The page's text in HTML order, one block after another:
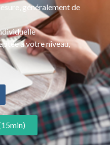
généralement de
à votre niveau,